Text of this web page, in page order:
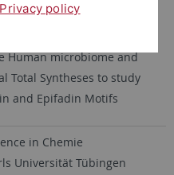
Dissertation: Epifadin –
Human microbiome and
Total Syntheses to study
and Epifadin Motifs
in Chemie
Universität Tübingen
Privacy policy